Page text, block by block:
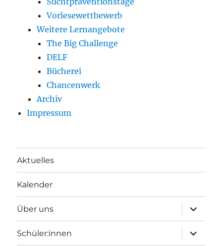
Vorlesewettbewerb
Weitere Lernangebote
The Big Challenge
DELF
Bücherei
Chancenwerk
Archiv
Impressum
Aktuelles
Kalender
Über uns
öffnen
Schüler:innen
öffnen